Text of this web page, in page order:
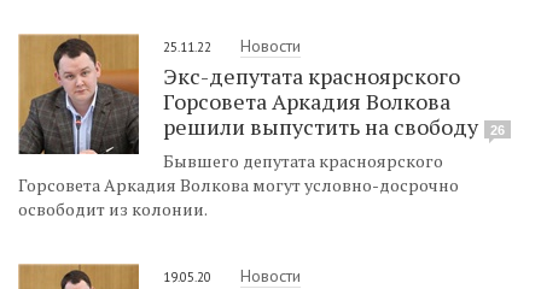
25.11.22 Новости
Экс-депутата красноярского
Горсовета Аркадия Волкова
решили выпустить на свободу
26
Бывшего депутата красноярского
Горсовета Аркадия Волкова могут условно-досрочно
освободит из колонии.
19.05.20 Новости